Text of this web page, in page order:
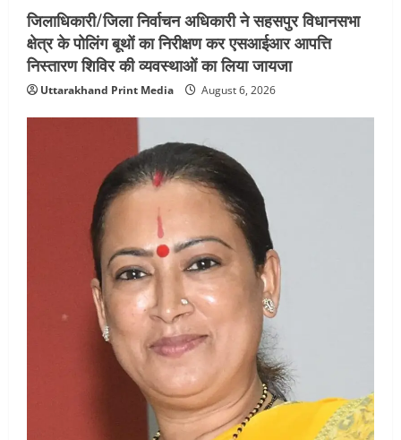
जिलाधिकारी/जिला निर्वाचन अधिकारी ने सहसपुर विधानसभा
क्षेत्र के पोलिंग बूथों का निरीक्षण कर एसआईआर आपत्ति
निस्तारण शिविर की व्यवस्थाओं का लिया जायजा
Uttarakhand Print Media August 6, 2026